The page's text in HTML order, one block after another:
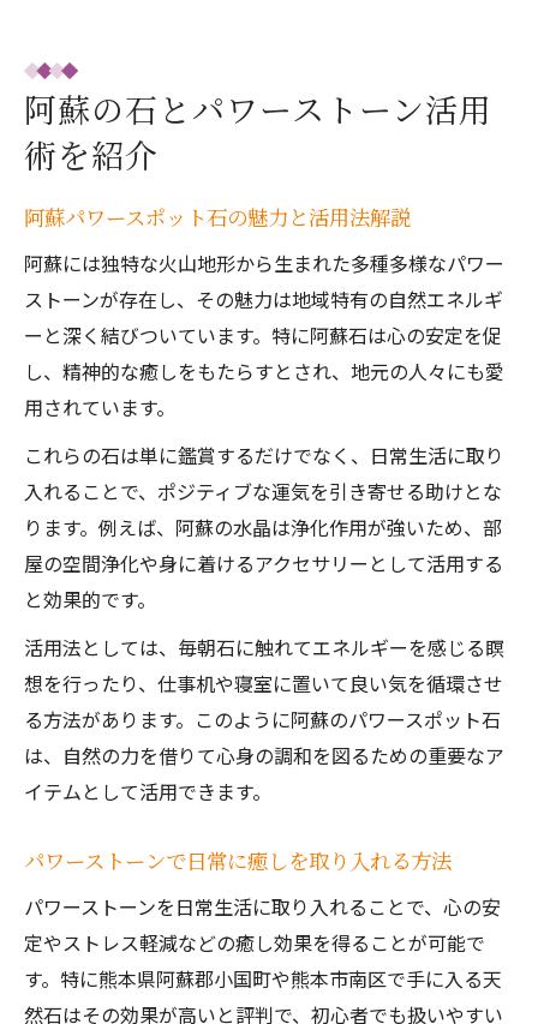
阿蘇の石とパワーストーン活用
術を紹介
阿蘇パワースポット石の魅力と活用法解説
阿蘇には独特な火山地形から生まれた多種多様なパワー
ストーンが存在し、その魅力は地域特有の自然エネルギ
ーと深く結びついています。特に阿蘇石は心の安定を促
し、精神的な癒しをもたらすとされ、地元の人々にも愛
用されています。
これらの石は単に鑑賞するだけでなく、日常生活に取り
入れることで、ポジティブな運気を引き寄せる助けとな
ります。例えば、阿蘇の水晶は浄化作用が強いため、部
屋の空間浄化や身に着けるアクセサリーとして活用する
と効果的です。
活用法としては、毎朝石に触れてエネルギーを感じる瞑
想を行ったり、仕事机や寝室に置いて良い気を循環させ
る方法があります。このように阿蘇のパワースポット石
は、自然の力を借りて心身の調和を図るための重要なア
イテムとして活用できます。
パワーストーンで日常に癒しを取り入れる方法
パワーストーンを日常生活に取り入れることで、心の安
定やストレス軽減などの癒し効果を得ることが可能で
す。特に熊本県阿蘇郡小国町や熊本市南区で手に入る天
然石はその効果が高いと評判で、初心者でも扱いやすい